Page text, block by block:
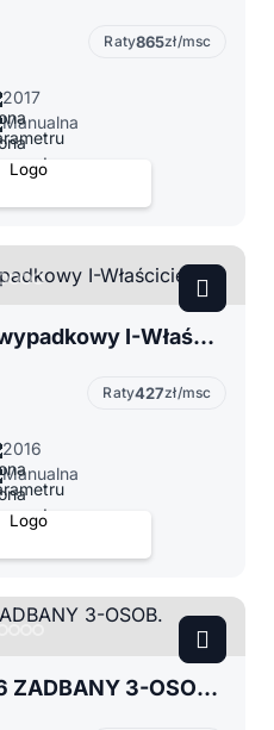
Raty865zł/msc
2017
Manualna
Citroen C3 II 1.2 Bezwypadkowy I-Właściciel
Raty427zł/msc
2016
Manualna
Citroen Berlingo II 1.6 ZADBANY 3-OSOB. NAVIGACJA